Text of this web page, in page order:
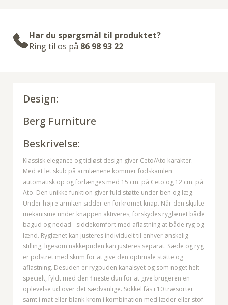
Har du spørgsmål til produktet?
Ring til os på 86 98 93 22
Design:
Berg Furniture
Beskrivelse:
Klassisk elegance og tidløst design giver Ceto/Ato karakter.
Med et let skub på armlænene kommer fodskamlen
automatisk op og forlænges med 15 cm. på Ceto og 12 cm. på
Ato. Den unikke funktion giver fuld støtte under ben og læg.
Under højre armlæn sidder en forkromet knap. Nâr den skjulte
mekanisme under knappen aktiveres, forskydes ryglænet både
bagud og nedad - siddekomfort med aflastning at både ryg og
lænd. Ryglænet kan justeres individuelt til enhver ønskelig
stilling, ligesom nakkepuden kan justeres separat. Sæde og ryg
er polstret med skum for at give den optimale støtte og
aflastning. Desuden er rygpuden kanalsyet og som noget helt
specielt, fyldt med den fineste dun for at give brugeren en
oplevelse ud over det sædvanlige. Sokkel fås i 10 træsorter
samt i mat eller blank krom i kombination med læder eller stof.